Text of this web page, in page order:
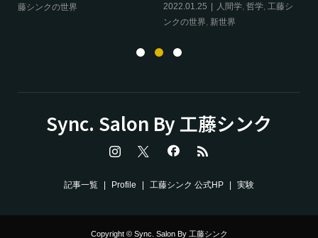
藤シンクの世界
2022.01.25
人間学, 哲学, 工藤シ
ンクの世界 新世界
Sync. Salon By 工藤シンク
記事一覧 Profile 工藤シンク 公式HP 実験
Copyright © Sync. Salon By 工藤シンク